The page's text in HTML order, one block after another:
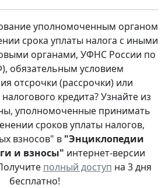
уполномоченным органом
срока уплаты налога с иными
органами, УФНС России по
обязательным условием
отсрочки (рассрочки) или
кредита? Узнайте из
уполномоченные принимать
сроков уплаты налогов,
взносов" в "Энциклопедии
и взносы" интернет-версии
полный доступ на 3 дня
бесплатно!